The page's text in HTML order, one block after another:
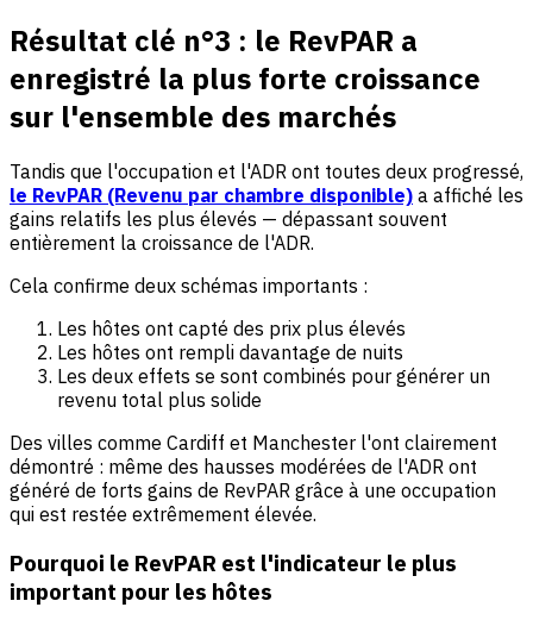
Résultat clé n°3 : le RevPAR a
enregistré la plus forte croissance
sur l'ensemble des marchés
Tandis que l'occupation et l'ADR ont toutes deux progressé,
le RevPAR (Revenu par chambre disponible) a affiché les
gains relatifs les plus élevés — dépassant souvent
entièrement la croissance de l'ADR.
Cela confirme deux schémas importants :
Les hôtes ont capté des prix plus élevés
Les hôtes ont rempli davantage de nuits
Les deux effets se sont combinés pour générer un
revenu total plus solide
Des villes comme Cardiff et Manchester l'ont clairement
démontré : même des hausses modérées de l'ADR ont
généré de forts gains de RevPAR grâce à une occupation
qui est restée extrêmement élevée.
Pourquoi le RevPAR est l'indicateur le plus
important pour les hôtes